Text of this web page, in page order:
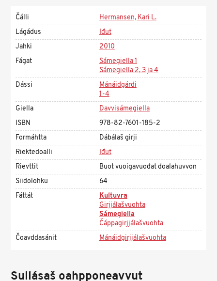
Čálli
Hermansen, Kari L.
Lágádus
Iđut
Jahki
2010
Fágat
Sámegiella 1
Sámegiella 2, 3 ja 4
Dássi
Mánáidgárdi
1-4
Giella
Davvisámegiella
ISBN
978-82-7601-185-2
Formáhtta
Dábálaš girji
Riektedoalli
Iđut
Rievttit
Buot vuoigavuođat doalahuvvon
Siidolohku
64
Fáttát
Kultuvra
Girjjálašvuohta
Sámegiella
Čáppagirjjálašvuohta
Čoavddasánit
Mánáidgirjjálašvuohta
Sullásaš oahpponeavvut